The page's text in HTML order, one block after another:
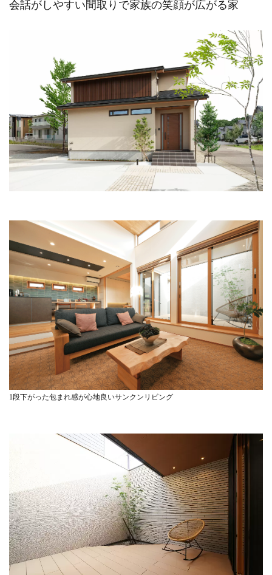
会話がしやすい間取りで家族の笑顔が広がる家
1段下がった包まれ感が心地良いサンクンリビング